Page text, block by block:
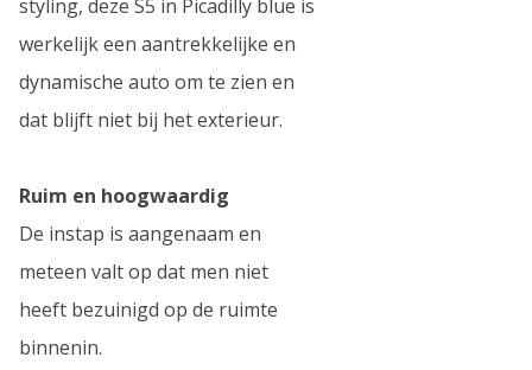
styling, deze S5 in Picadilly blue is
werkelijk een aantrekkelijke en
dynamische auto om te zien en
dat blijft niet bij het exterieur.
Ruim en hoogwaardig
De instap is aangenaam en
meteen valt op dat men niet
heeft bezuinigd op de ruimte
binnenin.